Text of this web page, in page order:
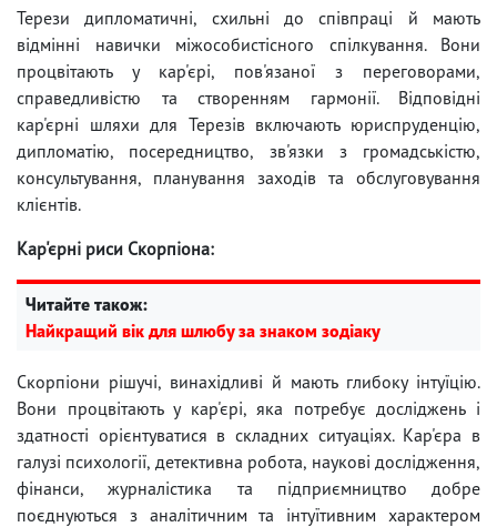
Терези дипломатичні, схильні до співпраці й мають
відмінні навички міжособистісного спілкування. Вони
процвітають у кар'єрі, пов'язаної з переговорами,
справедливістю та створенням гармонії. Відповідні
кар'єрні шляхи для Терезів включають юриспруденцію,
дипломатію, посередництво, зв'язки з громадськістю,
консультування, планування заходів та обслуговування
клієнтів.
Кар'єрні риси Скорпіона:
Читайте також:
Найкращий вік для шлюбу за знаком зодіаку
Скорпіони рішучі, винахідливі й мають глибоку інтуїцію.
Вони процвітають у кар'єрі, яка потребує досліджень і
здатності орієнтуватися в складних ситуаціях. Кар'єра в
галузі психології, детективна робота, наукові дослідження,
фінанси, журналістика та підприємництво добре
поєднуються з аналітичним та інтуїтивним характером